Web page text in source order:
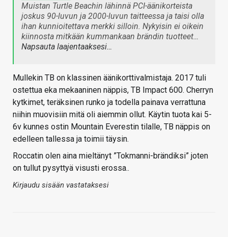
Muistan Turtle Beachin lähinnä PCI-äänikorteista
joskus 90-luvun ja 2000-luvun taitteessa ja taisi olla
ihan kunnioitettava merkki silloin. Nykyisin ei oikein
kiinnosta mitkään kummankaan brändin tuotteet…
Napsauta laajentaaksesi…
Mullekin TB on klassinen äänikorttivalmistaja. 2017 tuli
ostettua eka mekaaninen näppis, TB Impact 600. Cherryn
kytkimet, teräksinen runko ja todella painava verrattuna
niihin muovisiin mitä oli aiemmin ollut. Käytin tuota kai 5-
6v kunnes ostin Mountain Everestin tilalle, TB näppis on
edelleen tallessa ja toimii täysin.
Roccatin olen aina mieltänyt ”Tokmanni-brändiksi” joten
on tullut pysyttyä visusti erossa..
Kirjaudu sisään vastataksesi